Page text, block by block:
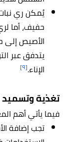
يُمكن ري
حفيف، أما
الأصيص إلى
يتدفق عبر
الإناء.[٩]
تغذية وتسميد
فيما يأتي أهم
تجب إضافة